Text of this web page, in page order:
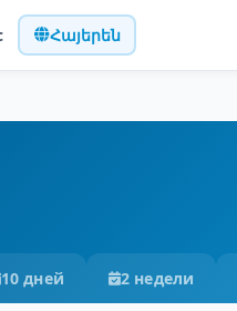
Հայերեն
10 дней 2 недели